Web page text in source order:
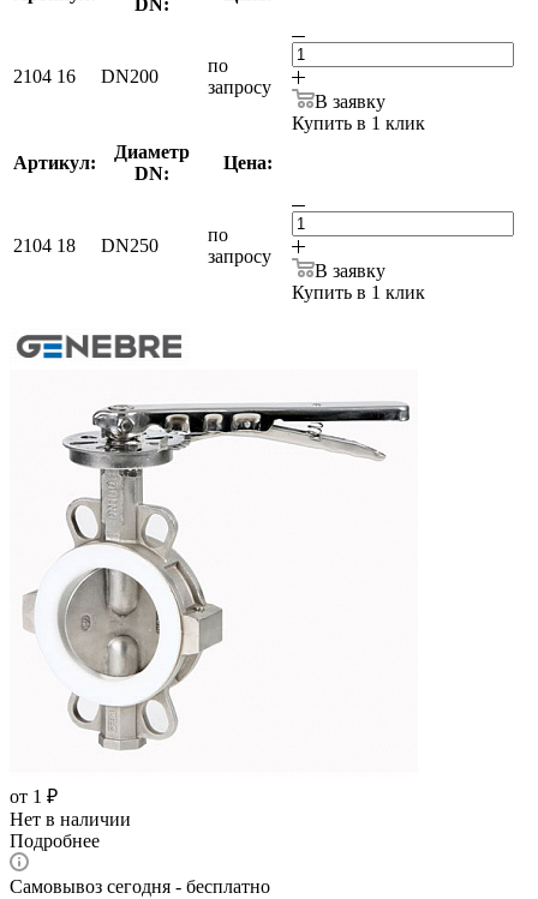
2104 16 DN200
по
запросу
В заявку
Купить в 1 клик
Артикул:
Диаметр
DN:
Цена:
2104 18 DN250
по
запросу
В заявку
Купить в 1 клик
от 1 ₽
Нет в наличии
Подробнее
Самовывоз сегодня - бесплатно